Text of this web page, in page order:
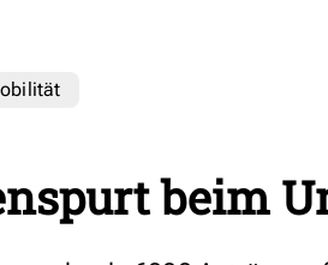
beim